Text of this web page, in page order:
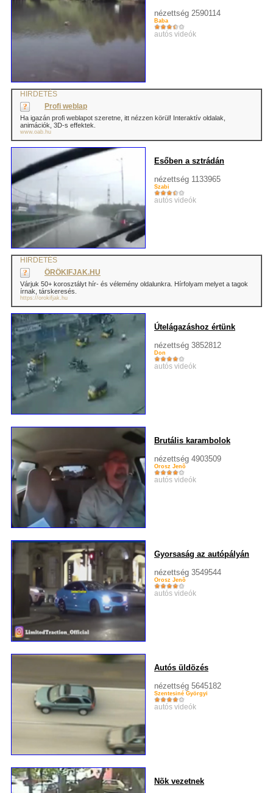
nézettség 2590114
Baba
autós videók
HIRDETÉS
Profi weblap
Ha igazán profi weblapot szeretne, itt nézzen körül! Interaktív oldalak,
animációk, 3D-s effektek.
www.oab.hu
Esőben a sztrádán
nézettség 1133965
Szabi
autós videók
HIRDETÉS
ÖRÖKIFJAK.HU
Várjuk 50+ korosztályt hír- és vélemény oldalunkra. Hírfolyam melyet a tagok
írnak, társkeresés.
https://orokifjak.hu
Útelágazáshoz értünk
nézettség 3852812
Don
autós videók
Brutális karambolok
nézettség 4903509
Orosz Jenõ
autós videók
Gyorsaság az autópályán
nézettség 3549544
Orosz Jenõ
autós videók
Autós üldözés
nézettség 5645182
Szentesiné Györgyi
autós videók
Nõk vezetnek